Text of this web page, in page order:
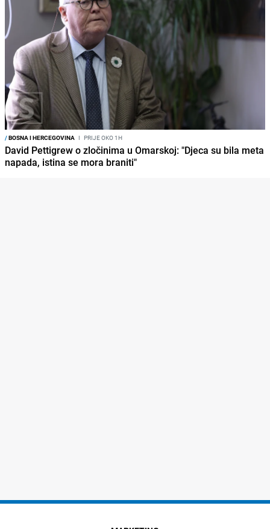
/BOSNA I HERCEGOVINA I PRIJE OKO 1H
David Pettigrew o zločinima u Omarskoj: "Djeca su bila meta
napada, istina se mora braniti"